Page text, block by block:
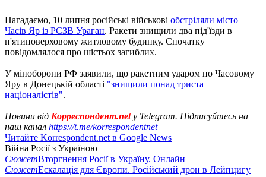
Нагадаємо, 10 липня російські військові обстріляли місто
Часів Яр із РСЗВ Ураган. Ракети знищили два під'їзди в
п'ятиповерховому житловому будинку. Спочатку
повідомлялося про шістьох загиблих.
У міноборони РФ заявили, що ракетним ударом по Часовому
Яру в Донецькій області "знищили понад триста
націоналістів".
Новини від Корреспондент.netу Telegram. Підписуйтесь на
наш канал https://t.me/korrespondentnet
Читайте Korrespondent.net в Google News
Війна Росії з Україною
СюжетВторгнення Росії в Україну. Онлайн
СюжетЕскалація для Європи. Російський дрон в Лейпцигу